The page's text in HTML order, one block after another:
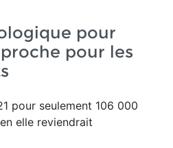
pour
pour les
pour seulement 106 000
elle reviendrait